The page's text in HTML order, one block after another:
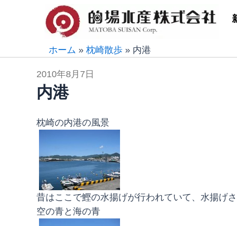
ホーム » 枕崎散歩 » 内港
2010年8月7日
内港
枕崎の内港の風景
昔はここで鰹の水揚げが行われていて、水揚げ
空の青と海の青